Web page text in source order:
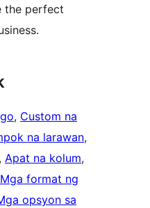
the perfect
, Custom na
na larawan
, Apat na kolum
Mga format ng
opsyon sa